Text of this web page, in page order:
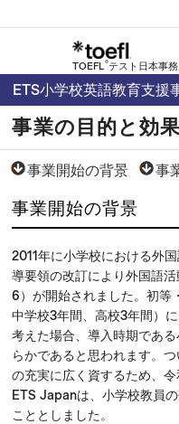
TOEFL®テスト日本事
ETS小学校英語教育支援
事業の目的と効
事業開始の背景 事
事業開始の背景
2011年に小学校における外
導要領の改訂により外国語
6）が開始されました。初等
中学校3年間、高校3年間）
考えた場合、導入時期であ
らかであると思われます。
の充実に広く資するため、
ETS Japanは、小学校教員
こととしました。